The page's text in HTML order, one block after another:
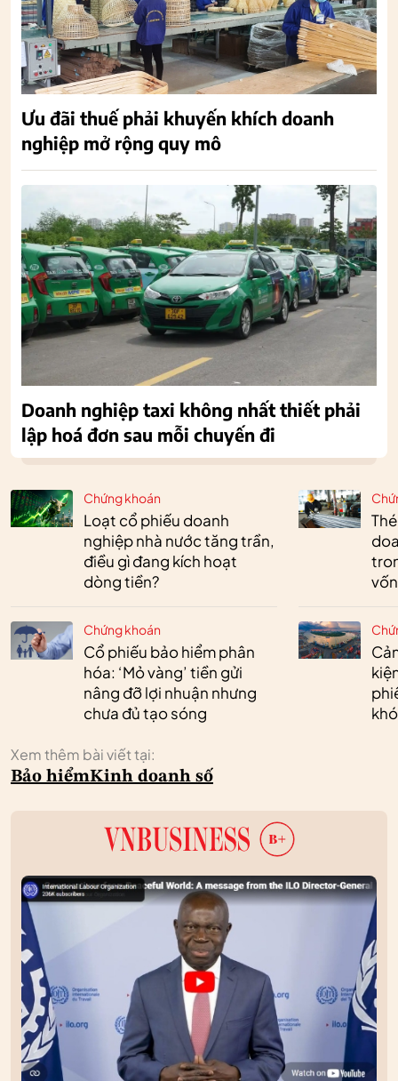
Chứng khoán
Loạt cổ phiếu doanh
nghiệp nhà nước tăng trần,
điều gì đang kích hoạt
dòng tiền?
Chứng khoán
Cổ phiếu bảo hiểm phân
hóa: ‘Mỏ vàng’ tiền gửi
nâng đỡ lợi nhuận nhưng
chưa đủ tạo sóng
vốn
Xem thêm bài viết tại:
Bảo hiểmKinh doanh số
Ưu đãi thuế phải khuyến khích doanh
nghiệp mở rộng quy mô
Doanh nghiệp taxi không nhất thiết phải
lập hoá đơn sau mỗi chuyến đi